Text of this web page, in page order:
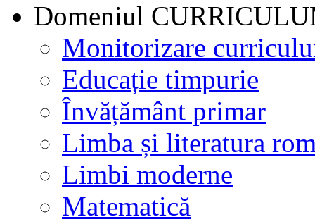
Domeniul
Monitorizare
Educație timpurie
Învățământ primar
Limba și literatura
Limbi moderne
Matematică